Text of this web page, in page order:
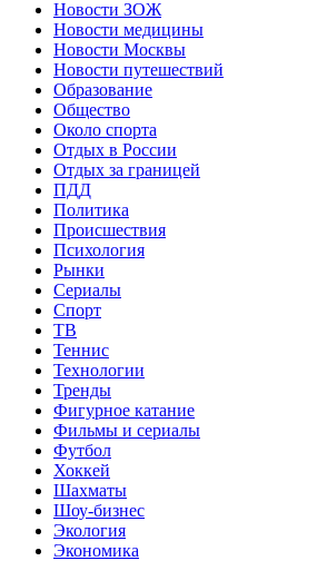
Новости ЗОЖ
Новости медицины
Новости Москвы
Новости путешествий
Образование
Общество
Около спорта
Отдых в России
Отдых за границей
ПДД
Политика
Происшествия
Психология
Рынки
Сериалы
Спорт
ТВ
Теннис
Технологии
Тренды
Фигурное катание
Фильмы и сериалы
Футбол
Хоккей
Шахматы
Шоу-бизнес
Экология
Экономика